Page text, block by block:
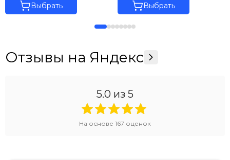
Выбрать Выбрать
Отзывы на Яндекс
5.0 из 5
На основе 167 оценок